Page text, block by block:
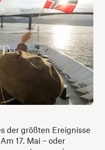
der größten Ereignisse
17. Mai – oder